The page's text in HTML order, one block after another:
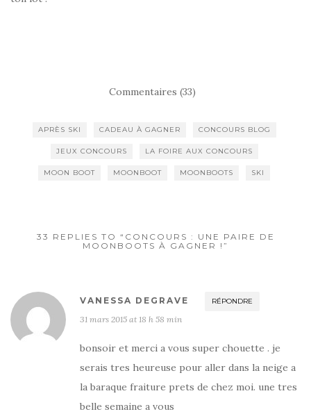
Commentaires (33)
APRÈS SKI CADEAU À GAGNER CONCOURS BLOG
JEUX CONCOURS LA FOIRE AUX CONCOURS
MOON BOOT MOONBOOT MOONBOOTS SKI
33 REPLIES TO “CONCOURS : UNE PAIRE DE
MOONBOOTS À GAGNER !”
VANESSA DEGRAVE RÉPONDRE
31 mars 2015 at 18 h 58 min
bonsoir et merci a vous super chouette . je
serais tres heureuse pour aller dans la neige a
la baraque fraiture prets de chez moi. une tres
belle semaine a vous